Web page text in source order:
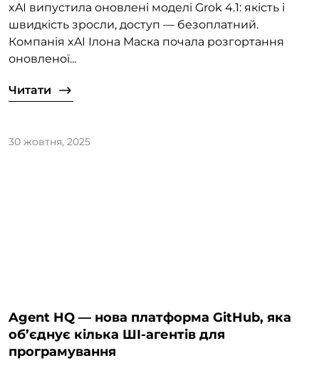
xAI випустила оновлені моделі Grok 4.1: якість і
швидкість зросли, доступ — безоплатний.
Компанія xAI Ілона Маска почала розгортання
оновленої...
Читати
30 жовтня, 2025
Agent HQ — нова платформа GitHub, яка
об’єднує кілька ШІ-агентів для
програмування